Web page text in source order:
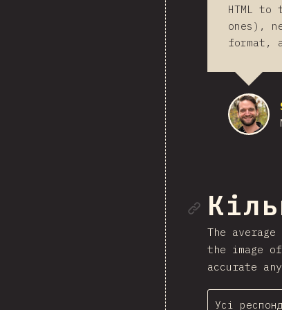
HTML
ones),
format,
The
the image
accurate
Усі